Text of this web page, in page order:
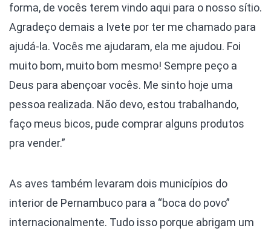
forma, de vocês terem vindo aqui para o nosso sítio.
Agradeço demais a Ivete por ter me chamado para
ajudá-la. Vocês me ajudaram, ela me ajudou. Foi
muito bom, muito bom mesmo! Sempre peço a
Deus para abençoar vocês. Me sinto hoje uma
pessoa realizada. Não devo, estou trabalhando,
faço meus bicos, pude comprar alguns produtos
pra vender.”
As aves também levaram dois municípios do
interior de Pernambuco para a “boca do povo”
internacionalmente. Tudo isso porque abrigam um